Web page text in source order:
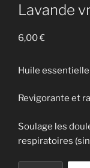
Lavande
6,00€
Huile
Revigorante et
Soulage les
respiratoires